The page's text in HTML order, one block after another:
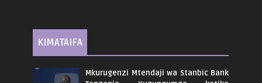
KIMATAIFA
Mkurugenzi Mtendaji wa Stanbic Bank